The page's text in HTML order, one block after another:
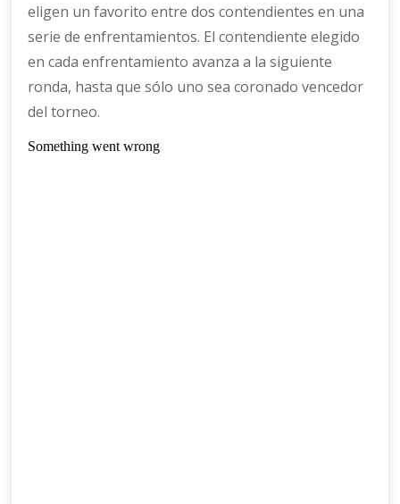
eligen un favorito entre dos contendientes en una
serie de enfrentamientos. El contendiente elegido
en cada enfrentamiento avanza a la siguiente
ronda, hasta que sólo uno sea coronado vencedor
del torneo.